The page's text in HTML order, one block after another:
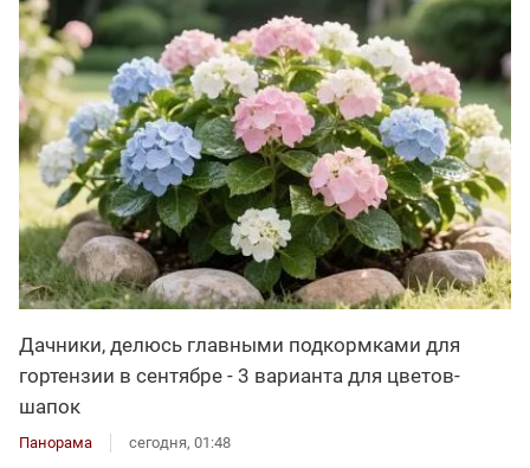
Дачники, делюсь главными подкормками для
гортензии в сентябре - 3 варианта для цветов-
шапок
Панорама сегодня, 01:48